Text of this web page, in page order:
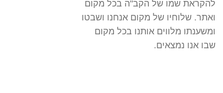
להקראת שמו של הקב"ה בכל מקום
ואתר. שלוחיו של מקום אנחנו ושבטו
ומשענתו מלווים אותנו בכל מקום
שבו אנו נמצאים.